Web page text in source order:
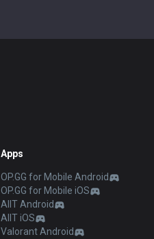
Apps
OP.GG for Mobile Android
OP.GG for Mobile iOS
AllT Android
AllT iOS
Valorant Android